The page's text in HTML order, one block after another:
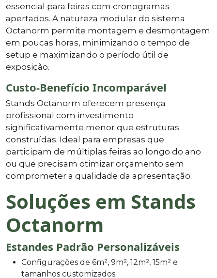
essencial para feiras com cronogramas
apertados. A natureza modular do sistema
Octanorm permite montagem e desmontagem
em poucas horas, minimizando o tempo de
setup e maximizando o período útil de
exposição.
Custo-Benefício Incomparável
Stands Octanorm oferecem presença
profissional com investimento
significativamente menor que estruturas
construídas. Ideal para empresas que
participam de múltiplas feiras ao longo do ano
ou que precisam otimizar orçamento sem
comprometer a qualidade da apresentação.
Soluções em Stands
Octanorm
Estandes Padrão Personalizáveis
Configurações de 6m², 9m², 12m², 15m² e
tamanhos customizados